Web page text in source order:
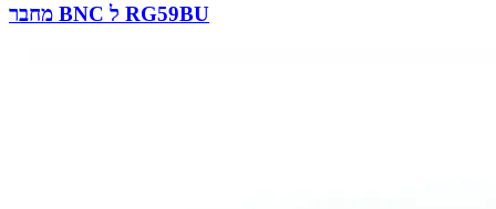
מחבר BNC ל RG59BU